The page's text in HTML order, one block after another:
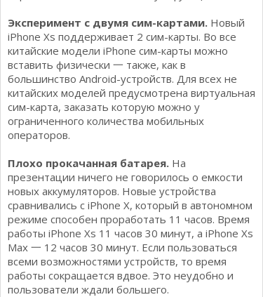
Эксперимент с двумя сим-картами. Новый
iPhone Хs поддерживает 2 сим-карты. Во все
китайские модели iPhone сим-карты можно
вставить физически 一 также, как в
большинство Android-устройств. Для всех не
китайских моделей предусмотрена виртуальная
сим-карта, заказать которую можно у
ограниченного количества мобильных
операторов.
Плохо прокачанная батарея. На
презентации ничего не говорилось о емкости
новых аккумуляторов. Новые устройства
сравнивались с iPhone Х, который в автономном
режиме способен проработать 11 часов. Время
работы iPhone Хs 11 часов 30 минут, а iPhone Хs
Max 一 12 часов 30 минут. Если пользоваться
всеми возможностями устройств, то время
работы сокращается вдвое. Это неудобно и
пользователи ждали большего.